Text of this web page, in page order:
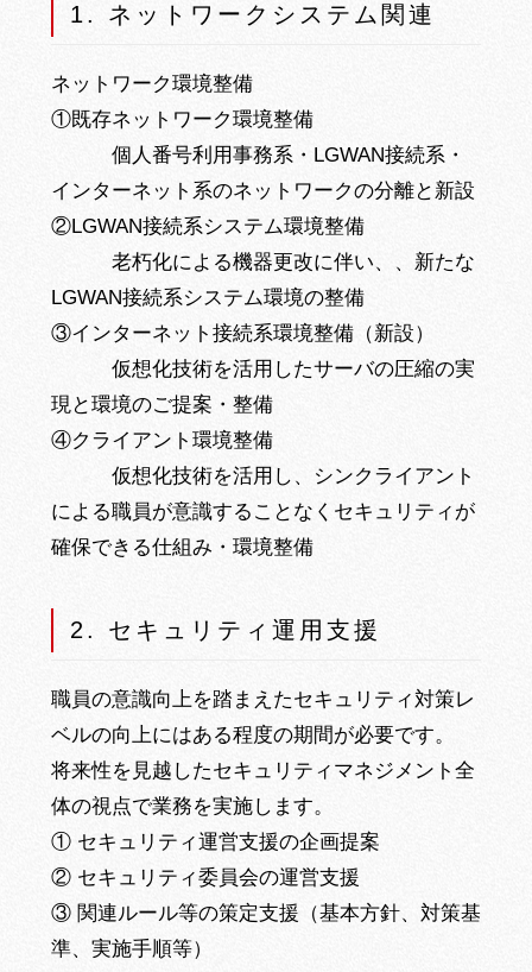
1. ネットワークシステム関連
ネットワーク環境整備
①既存ネットワーク環境整備
個人番号利用事務系・LGWAN接続系・
インターネット系のネットワークの分離と新設
②LGWAN接続系システム環境整備
老朽化による機器更改に伴い、、新たな
LGWAN接続系システム環境の整備
③インターネット接続系環境整備（新設）
仮想化技術を活用したサーバの圧縮の実
現と環境のご提案・整備
④クライアント環境整備
仮想化技術を活用し、シンクライアント
による職員が意識することなくセキュリティが
確保できる仕組み・環境整備
2. セキュリティ運用支援
職員の意識向上を踏まえたセキュリティ対策レ
ベルの向上にはある程度の期間が必要です。
将来性を見越したセキュリティマネジメント全
体の視点で業務を実施します。
① セキュリティ運営支援の企画提案
② セキュリティ委員会の運営支援
③ 関連ルール等の策定支援（基本方針、対策基
準、実施手順等）